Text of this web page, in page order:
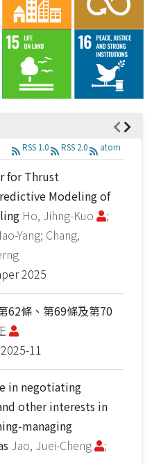
RSS 1.0 RSS 2.0 atom
for Thrust
Modeling of
Ho, Jihng-Kuo
;
Yang; Chang,
2025
62條、第69條及第70
2025-11
in negotiating
other interests in
managing
Jao, Juei-Cheng
;